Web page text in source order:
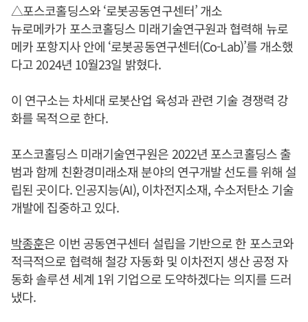
△포스코홀딩스와 ‘로봇공동연구센터’ 개소
뉴로메카가 포스코홀딩스 미래기술연구원과 협력해 뉴로
메카 포항지사 안에 ‘로봇공동연구센터(Co-Lab)’를 개소했
다고 2024년 10월23일 밝혔다.
이 연구소는 차세대 로봇산업 육성과 관련 기술 경쟁력 강
화를 목적으로 한다.
포스코홀딩스 미래기술연구원은 2022년 포스코홀딩스 출
범과 함께 친환경미래소재 분야의 연구개발 선도를 위해 설
립된 곳이다. 인공지능(AI), 이차전지소재, 수소저탄소 기술
개발에 집중하고 있다.
박종훈은 이번 공동연구센터 설립을 기반으로 한 포스코와
적극적으로 협력해 철강 자동화 및 이차전지 생산 공정 자
동화 솔루션 세계 1위 기업으로 도약하겠다는 의지를 드러
냈다.